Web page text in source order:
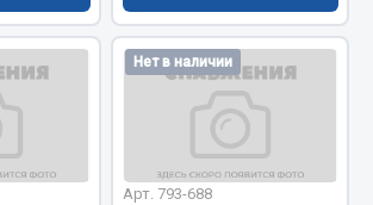
полуприцепов
Нет в наличии
Арт. 793-688